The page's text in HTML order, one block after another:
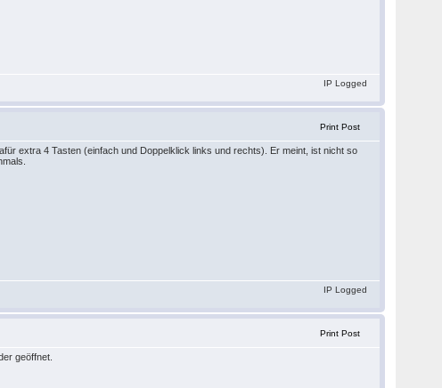
IP Logged
Print Post
extra 4 Tasten (einfach und Doppelklick links und rechts). Er meint, ist nicht so
IP Logged
Print Post
geöffnet.